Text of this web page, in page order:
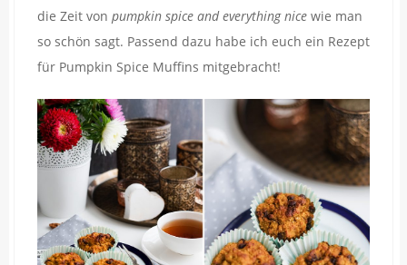
die Zeit von pumpkin spice and everything nice wie man
so schön sagt. Passend dazu habe ich euch ein Rezept
für Pumpkin Spice Muffins mitgebracht!